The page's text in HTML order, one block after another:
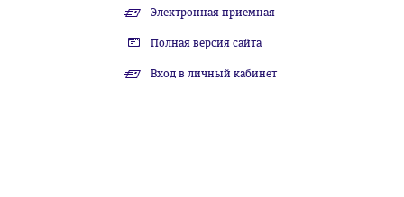
Электронная приемная
Полная версия сайта
Вход в личный кабинет